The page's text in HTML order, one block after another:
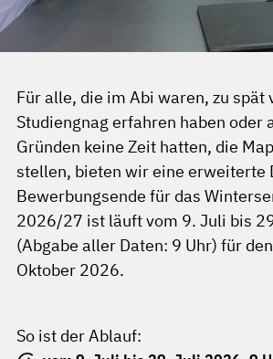
Für alle, die im Abi waren, zu spät
Studiengnag erfahren haben oder
Gründen keine Zeit hatten, die
stellen, bieten wir eine erweiterte
Bewerbungsende für das
2026/27 ist läuft vom 9. Juli bis
(Abgabe aller Daten: 9 Uhr) für
Oktober 2026.
So ist der Ablauf: